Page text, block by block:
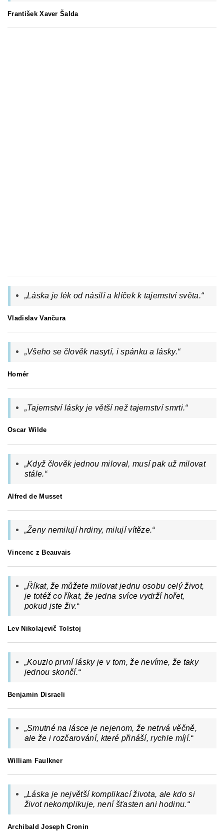
František Xaver Šalda
„Láska je lék od násilí a klíček k tajemství světa.“
Vladislav Vančura
„Všeho se člověk nasytí, i spánku a lásky.“
Homér
„Tajemství lásky je větší než tajemství smrti.“
Oscar Wilde
„Když člověk jednou miloval, musí pak už milovat
stále.“
Alfred de Musset
„Ženy nemilují hrdiny, milují vítěze.“
Vincenc z Beauvais
„Říkat, že můžete milovat jednu osobu celý život,
je totéž co říkat, že jedna svíce vydrží hořet,
pokud jste živ.“
Lev Nikolajevič Tolstoj
„Kouzlo první lásky je v tom, že nevíme, že taky
jednou skončí.“
Benjamin Disraeli
„Smutné na lásce je nejenom, že netrvá věčně,
ale že i rozčarování, které přináší, rychle míjí.“
William Faulkner
„Láska je největší komplikací života, ale kdo si
život nekomplikuje, není šťasten ani hodinu.“
Archibald Joseph Cronin